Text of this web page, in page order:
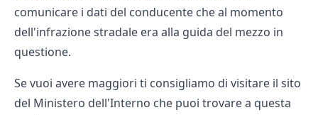
comunicare i dati del conducente che al momento
dell'infrazione stradale era alla guida del mezzo in
questione.
Se vuoi avere maggiori ti consigliamo di visitare il sito
del Ministero dell'Interno che puoi trovare a questa